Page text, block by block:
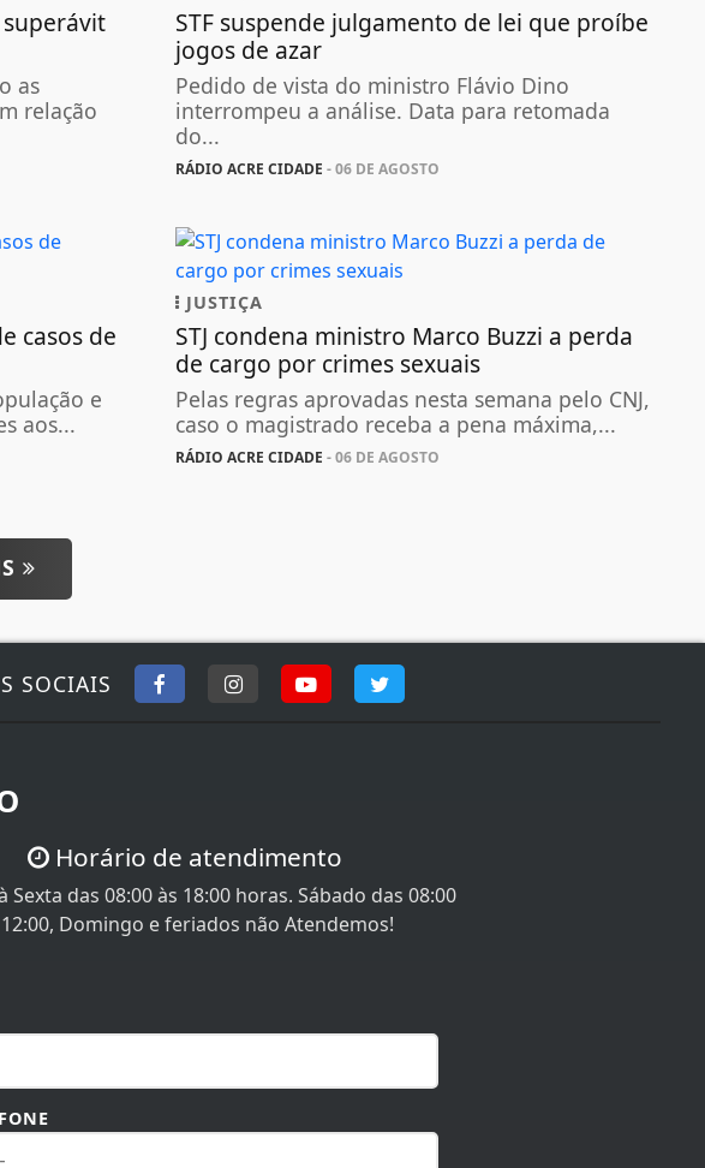
as
relação
STF suspende julgamento de lei que proíbe
jogos de azar
Pedido de vista do ministro Flávio Dino
interrompeu a análise. Data para retomada
do...
RÁDIO ACRE CIDADE - 06 DE AGOSTO
casos de
e
aos...
JUSTIÇA
STJ condena ministro Marco Buzzi a perda
de cargo por crimes sexuais
Pelas regras aprovadas nesta semana pelo CNJ,
caso o magistrado receba a pena máxima,...
RÁDIO ACRE CIDADE - 06 DE AGOSTO
SOCIAIS
Horário de atendimento
Sexta das 08:00 às 18:00 horas. Sábado das 08:00
Domingo e feriados não Atendemos!